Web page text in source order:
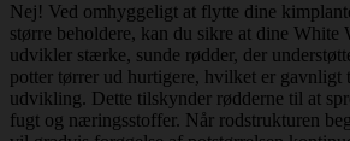
Nej! Ved omhyggeligt at flytte dine
større beholdere, kan du sikre at dine
udvikler stærke, sunde rødder, der
potter tørrer ud hurtigere, hvilket er gavnligt
udvikling. Dette tilskynder rødderne til at
fugt og næringsstoffer. Når rodstrukturen